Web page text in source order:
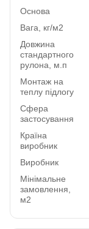
Основа
Вага, кг/м2
Довжина
стандартного
рулона, м.п
Монтаж на
теплу підлогу
Сфера
застосування
Країна
виробник
Виробник
Мінімальне
замовлення,
м2